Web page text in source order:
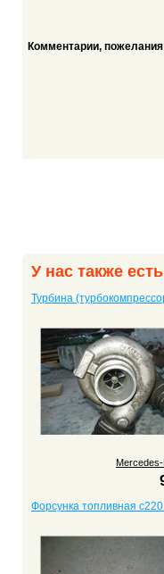
Комментарии, пожелания
У нас также